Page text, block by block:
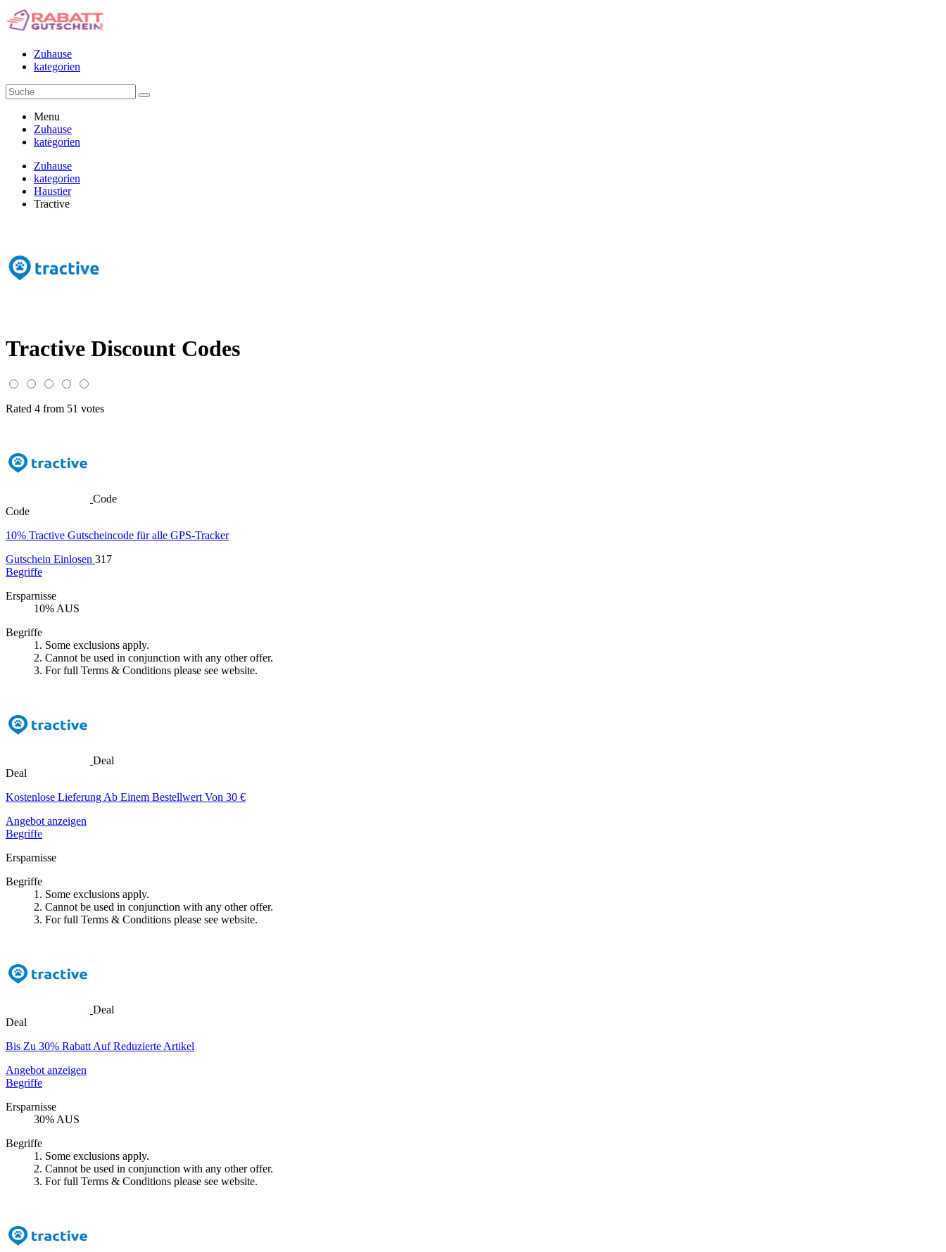
Zuhause
kategorien
Menu
Zuhause
kategorien
Zuhause
kategorien
Haustier
Tractive
Tractive Discount Codes
Rated 4 from 51 votes
Code
Code
10% Tractive Gutscheincode für alle GPS-Tracker
Gutschein Einlosen 317
Begriffe
Ersparnisse
10% AUS
Begriffe
1. Some exclusions apply.
2. Cannot be used in conjunction with any other offer.
3. For full Terms & Conditions please see website.
Deal
Deal
Kostenlose Lieferung Ab Einem Bestellwert Von 30 €
Angebot anzeigen
Begriffe
Ersparnisse
Begriffe
1. Some exclusions apply.
2. Cannot be used in conjunction with any other offer.
3. For full Terms & Conditions please see website.
Deal
Deal
Bis Zu 30% Rabatt Auf Reduzierte Artikel
Angebot anzeigen
Begriffe
Ersparnisse
30% AUS
Begriffe
1. Some exclusions apply.
2. Cannot be used in conjunction with any other offer.
3. For full Terms & Conditions please see website.